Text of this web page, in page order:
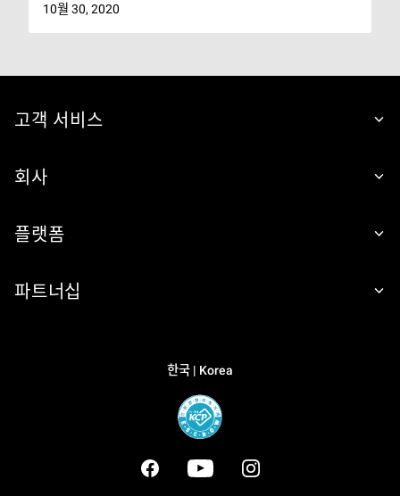
10월 30, 2020
고객 서비스
회사
플랫폼
파트너십
한국 | Korea